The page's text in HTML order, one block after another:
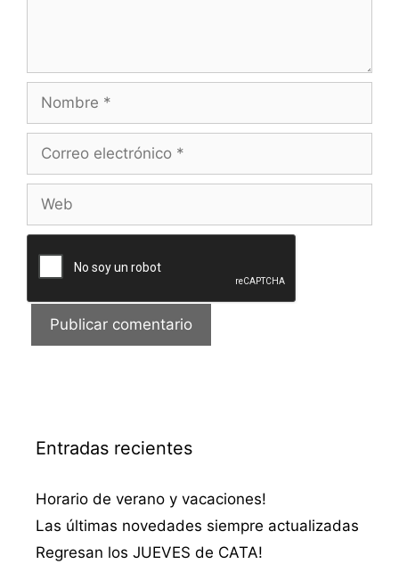
Nombre
Correo
Web
Entradas recientes
Horario de verano y vacaciones!
Las últimas novedades siempre actualizadas
Regresan los JUEVES de CATA!